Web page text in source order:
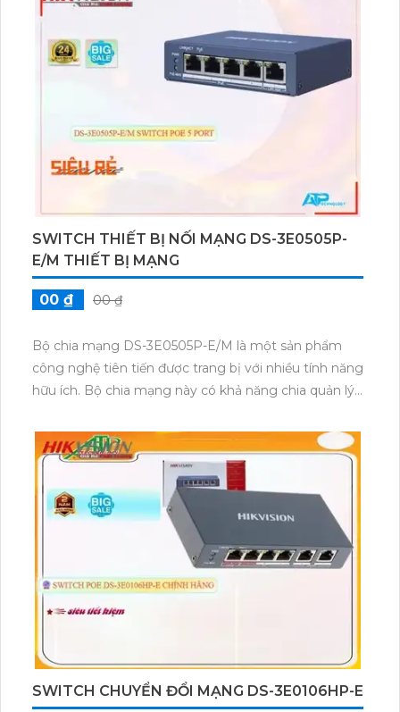
SWITCH THIẾT BỊ NỐI MẠNG DS-3E0505P-
E/M THIẾT BỊ MẠNG
00 ₫ 00 ₫
Bộ chia mạng DS-3E0505P-E/M là một sản phẩm
công nghệ tiên tiến được trang bị với nhiều tính năng
hữu ích. Bộ chia mạng này có khả năng chia quản lý
Với DS-3E0505P-E/M, bạn có thể kết nối nhiều thiết
bị mạng khác nhau, như máy tính, máy in, camera IP,
điều khiển thông minh và nhiều thiết bị khác, qua
cổng Ethernet.
Sản phẩm này cung cấp cả cổng Ethernet và cổng
PoE, cho phép bạn cấp nguồn điện trực tiếp cho các
thiết bị mà không cần sử dụng nguồn điện riêng biệt.
Đặc biệt, DS-3E0505P-E/M hỗ trợ chuẩn PoE+
(Power over Ethernet Plus) với công suất tối đa 30W
các thiết bị tốn nhiều năng lượng như camera quan
Sản phẩm cũng đi kèm với các tính năng bảo mật
SWITCH CHUYỂN ĐỔI MẠNG DS-3E0106HP-E